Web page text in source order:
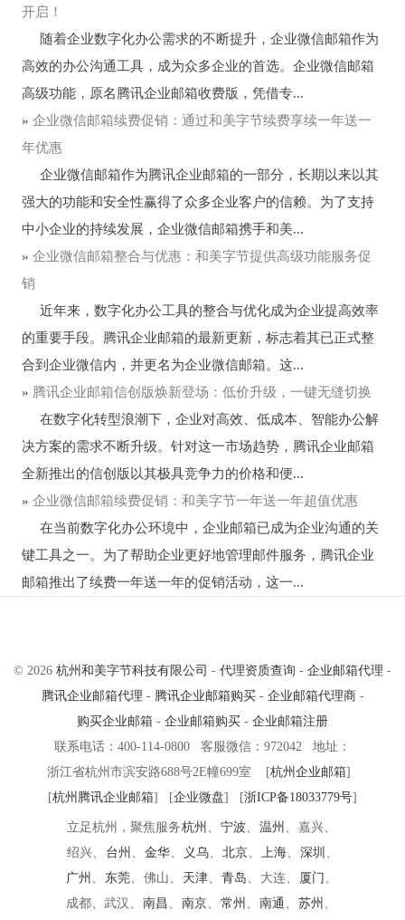
开启！
随着企业数字化办公需求的不断提升，企业微信邮箱作为
高效的办公沟通工具，成为众多企业的首选。企业微信邮箱
高级功能，原名腾讯企业邮箱收费版，凭借专...
» 企业微信邮箱续费促销：通过和美字节续费享续一年送一
年优惠
企业微信邮箱作为腾讯企业邮箱的一部分，长期以来以其
强大的功能和安全性赢得了众多企业客户的信赖。为了支持
中小企业的持续发展，企业微信邮箱携手和美...
» 企业微信邮箱整合与优惠：和美字节提供高级功能服务促
销
近年来，数字化办公工具的整合与优化成为企业提高效率
的重要手段。腾讯企业邮箱的最新更新，标志着其已正式整
合到企业微信内，并更名为企业微信邮箱。这...
» 腾讯企业邮箱信创版焕新登场：低价升级，一键无缝切换
在数字化转型浪潮下，企业对高效、低成本、智能办公解
决方案的需求不断升级。针对这一市场趋势，腾讯企业邮箱
全新推出的信创版以其极具竞争力的价格和便...
» 企业微信邮箱续费促销：和美字节一年送一年超值优惠
在当前数字化办公环境中，企业邮箱已成为企业沟通的关
键工具之一。为了帮助企业更好地管理邮件服务，腾讯企业
邮箱推出了续费一年送一年的促销活动，这一...
© 2026 杭州和美字节科技有限公司 - 代理资质查询 - 企业邮箱代理 -
腾讯企业邮箱代理 - 腾讯企业邮箱购买- 企业邮箱代理商 -
购买企业邮箱 - 企业邮箱购买 - 企业邮箱注册
联系电话：400-114-0800 客服微信：972042 地址：
浙江省杭州市滨安路688号2E幢699室 [杭州企业邮箱]
[杭州腾讯企业邮箱] [企业微盘] [浙ICP备18033779号]
立足杭州，聚焦服务杭州 、 宁波、 温州 、 嘉兴、
绍兴、
台州 、 金华、 义乌、 北京、 上海、 深圳 、
广州 、 东莞、 佛山、 天津、 青岛、 大连、 厦门 、
成都、武汉、 南昌 、 南京、 常州 、 南通 、 苏州 、